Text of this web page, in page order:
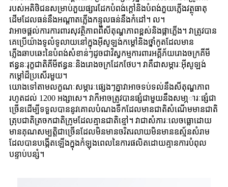
របស់អតិថិជនសម្រាប់ភួយផ្សារដែកបំពង់ក្តៅនិងបំពង់ភួយភ្លើងវត្ថុធាតុ
ដើមដែលធន់នឹងអណ្តាតភ្លើងកន្ទួលធន់នឹងកំដៅ។ ល។
វាអាចផ្តល់ការការពារសុវត្ថិភាពពីសីតុណ្ហភាពខ្ពស់និងផ្កាភ្លើង។ វាត្រូវបាន
គេប្រើយ៉ាងទូលំទូលាយនៅក្នុងអ៊ីសូឡង់កម្ដៅនិងថ្នាំកូតដែលមាន
ភ្លើងឆាបឆេះនៃបំពង់សំខាន់ៗដូចជាវិស្វកម្មការពារអគ្គីភ័យរោងចក្រគីមី
ឥន្ធនៈរុក្ខជាតិគីមីឥន្ធនៈនិងរោងចក្រដែកថែប។ វាគឺជាសម្ភារៈអ៊ីសូឡង់
កម្ដៅដ៏ប្រសើរមួយ។
យោងទៅតាមលក្ខណៈសម្ភារៈផ្សេងៗគ្នាវាអាចទប់ទល់នឹងសីតុណ្ហភាព
រហូតដល់ 1200 អង្សាសេ។ វាក៏អាចត្រូវបានផ្សំជាមួយនឹងសមា្ភារៈផ្សំជា
ច្រើនដើម្បីទទួលបាននូវគោលបំណងទឹកដែលមានជាតិសំណើមមានជាតិ
ត្រុបជាតិត្រចកជាតិក្រូមដែលគ្មានជាតិខ្មៅ។ វាជាសំភារៈលេចធ្លោដោយ
មានគុណសម្បត្តិជាច្រើនដែលមិនមានចរិតរលាយមិនមានឧស្ម័នសំរាម
ដែលបានបង្កើតឡើងក្នុងកំឡុងពេលនៃការផលិតដោយគ្មានការបំពុល
បន្ទាប់បន្សំ។